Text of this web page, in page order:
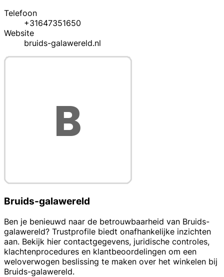
Telefoon
+31647351650
Website
bruids-galawereld.nl
Bruids-galawereld
Ben je benieuwd naar de betrouwbaarheid van Bruids-
galawereld? Trustprofile biedt onafhankelijke inzichten
aan. Bekijk hier contactgegevens, juridische controles,
klachtenprocedures en klantbeoordelingen om een
weloverwogen beslissing te maken over het winkelen bij
Bruids-galawereld.